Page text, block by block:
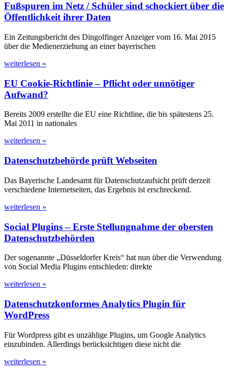
Fußspuren im Netz / Schüler sind schockiert über die
Öffentlichkeit ihrer Daten
Ein Zeitungsbericht des Dingolfinger Anzeiger vom 16. Mai 2015
über die Medienerziehung an einer bayerischen
weiterlesen »
EU Cookie-Richtlinie – Pflicht oder unnötiger
Aufwand?
Bereits 2009 erstellte die EU eine Richtline, die bis spätestens 25.
Mai 2011 in nationales
weiterlesen »
Datenschutzbehörde prüft Webseiten
Das Bayerische Landesamt für Datenschutzaufsicht prüft derzeit
verschiedene Internetseiten, das Ergebnis ist erschreckend.
weiterlesen »
Social Plugins – Erste Stellungnahme der obersten
Datenschutzbehörden
Der sogenannte „Düsseldorfer Kreis“ hat nun über die Verwendung
von Social Media Plugins entschieden: direkte
weiterlesen »
Datenschutzkonformes Analytics Plugin für
WordPress
Für Wordpress gibt es unzählige Plugins, um Google Analytics
einzubinden. Allerdings berücksichtigen diese nicht die
weiterlesen »